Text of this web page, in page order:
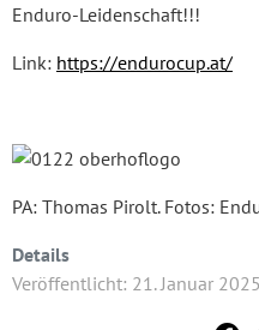
Enduro-Leidenschaft!!!
Link: https://endurocup.at/
PA: Thomas Pirolt. Fotos:
Details
Veröffentlicht: 21. Januar 2025